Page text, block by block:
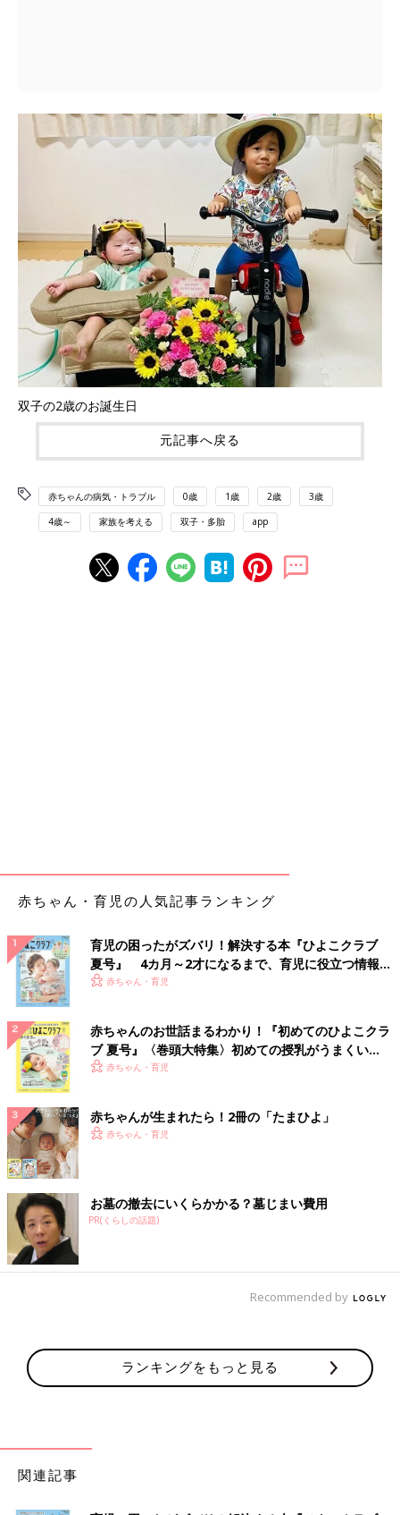
双子の2歳のお誕生日
元記事へ戻る
赤ちゃんの病気・トラブル 0歳 1歳 2歳 3歳
4歳～ 家族を考える 双子・多胎 app
赤ちゃん・育児の人気記事ランキング
育児の困ったがズバリ！解決する本『ひよこクラブ
夏号』 4カ月～2才になるまで、育児に役立つ情報が
いっぱい！
赤ちゃん・育児
赤ちゃんのお世話まるわかり！『初めてのひよこクラ
ブ 夏号』〈巻頭大特集〉初めての授乳がうまくい
く！ おっぱい・ミルクの基本と夏のトラブル 解決テ
赤ちゃん・育児
赤ちゃんが生まれたら！2冊の「たまひよ」
赤ちゃん・育児
お墓の撤去にいくらかかる？墓じまい費用
PR(くらしの話題)
Recommended by
ランキングをもっと見る
関連記事